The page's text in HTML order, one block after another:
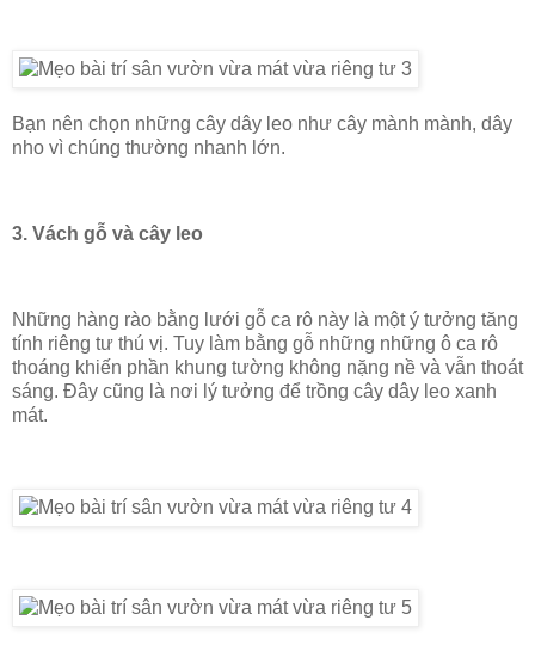
Bạn nên chọn những cây dây leo như cây mành mành, dây
nho vì chúng thường nhanh lớn.
3. Vách gỗ và cây leo
Những hàng rào bằng lưới gỗ ca rô này là một ý tưởng tăng
tính riêng tư thú vị. Tuy làm bằng gỗ những những ô ca rô
thoáng khiến phần khung tường không nặng nề và vẫn thoát
sáng. Đây cũng là nơi lý tưởng để trồng cây dây leo xanh
mát.